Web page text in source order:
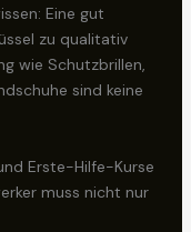
Eine gut
zu qualitativ
wie Schutzbrillen,
sind keine
Erste-Hilfe-Kurse
muss nicht nur